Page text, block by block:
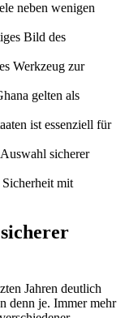
neben wenigen
Bild des
Werkzeug zur
gelten als
ist essenziell für
sicherer
mit
Jahren deutlich
denn je. Immer mehr